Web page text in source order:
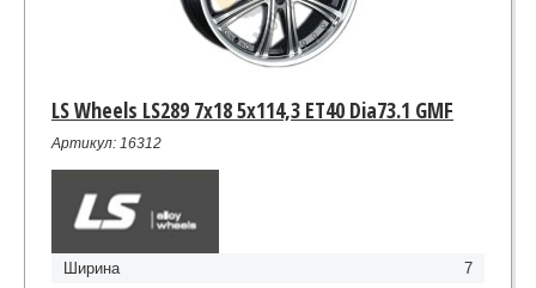
LS Wheels LS289 7x18 5x114,3 ET40 Dia73.1 GMF
Артикул: 16312
Ширина
7